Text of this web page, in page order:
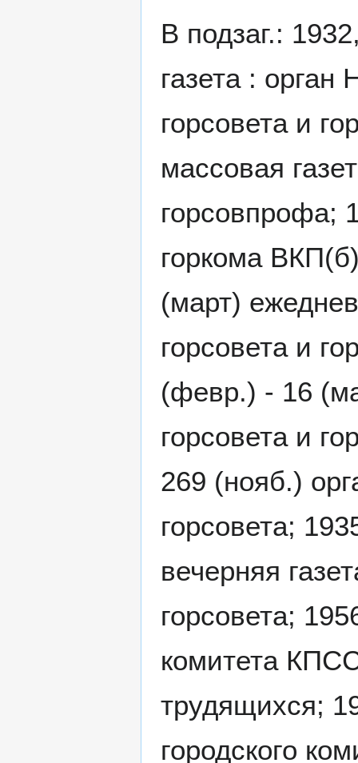
В подзаг.:
газета : орган
горсовета и
массовая
горсовпрофа;
горкома
(март)
горсовета и
(февр.) - 16
горсовета и
269 (нояб.)
горсовета;
вечерняя
горсовета;
комитета
трудящихся;
городского